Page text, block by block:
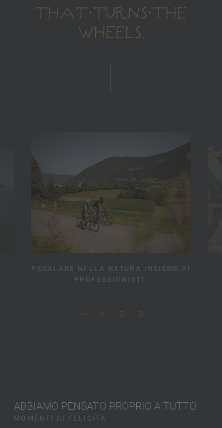
THAT TURNS THE
WHEELS.
PEDALARE NELLA NATURA INSIEME AI
PROFESSIONISTI.
1 2 3
ABBIAMO PENSATO PROPRIO A TUTTO
MOMENTI DI FELICITÀ